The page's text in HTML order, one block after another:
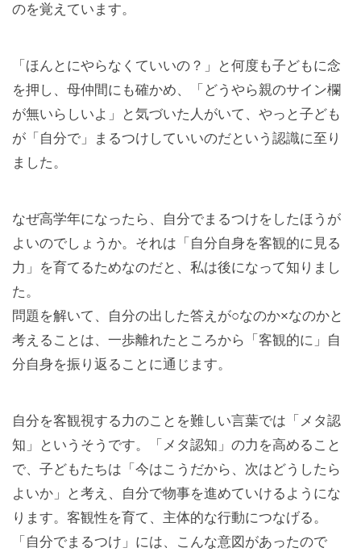
のを覚えています。
「ほんとにやらなくていいの？」と何度も子どもに念
を押し、母仲間にも確かめ、「どうやら親のサイン欄
が無いらしいよ」と気づいた人がいて、やっと子ども
が「自分で」まるつけしていいのだという認識に至り
ました。
なぜ高学年になったら、自分でまるつけをしたほうが
よいのでしょうか。それは「自分自身を客観的に見る
力」を育てるためなのだと、私は後になって知りまし
た。
問題を解いて、自分の出した答えが○なのか×なのかと
考えることは、一歩離れたところから「客観的に」自
分自身を振り返ることに通じます。
自分を客観視する力のことを難しい言葉では「メタ認
知」というそうです。「メタ認知」の力を高めること
で、子どもたちは「今はこうだから、次はどうしたら
よいか」と考え、自分で物事を進めていけるようにな
ります。客観性を育て、主体的な行動につなげる。
「自分でまるつけ」には、こんな意図があったので